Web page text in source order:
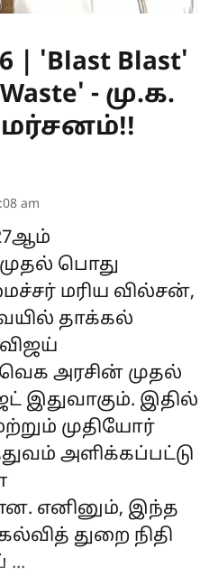
| 'Blast Blast'
- மு.க.
am
பொது
மரிய வில்சன்,
தாக்கல்
அரசின் முதல்
இதுவாகும். இதில்
முதியோர்
அளிக்கப்பட்டு
எனினும், இந்த
துறை நிதி
...